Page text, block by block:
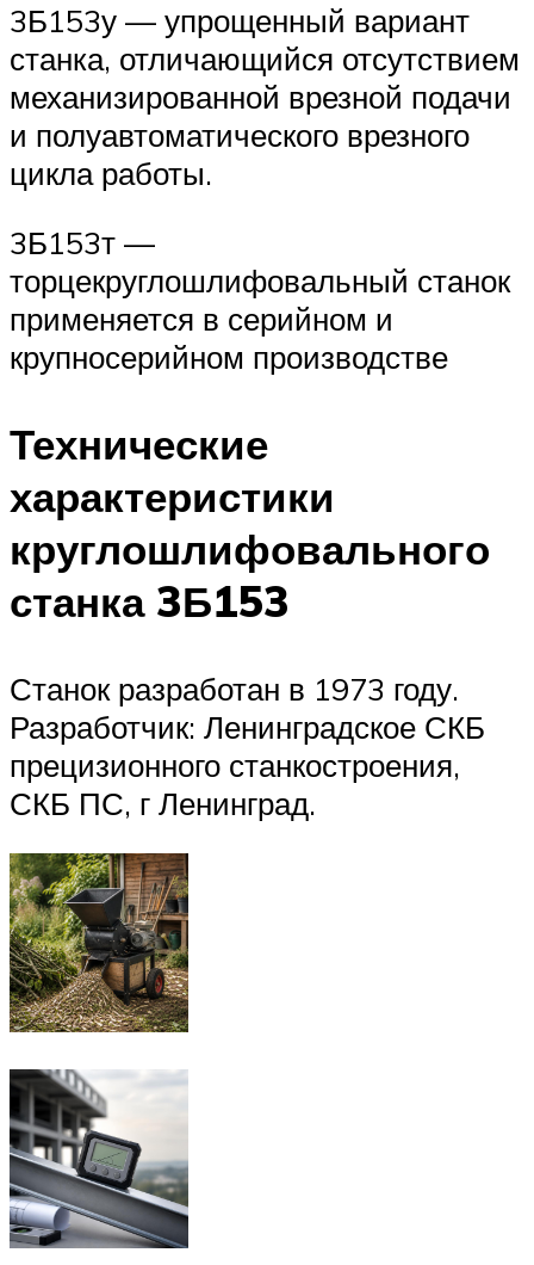
3Б153у — упрощенный вариант
станка, отличающийся отсутствием
механизированной врезной подачи
и полуавтоматического врезного
цикла работы.
3Б153т —
торцекруглошлифовальный станок
применяется в серийном и
крупносерийном производстве
Технические
характеристики
круглошлифовального
станка 3Б153
Станок разработан в 1973 году.
Разработчик: Ленинградское СКБ
прецизионного станкостроения,
СКБ ПС, г Ленинград.